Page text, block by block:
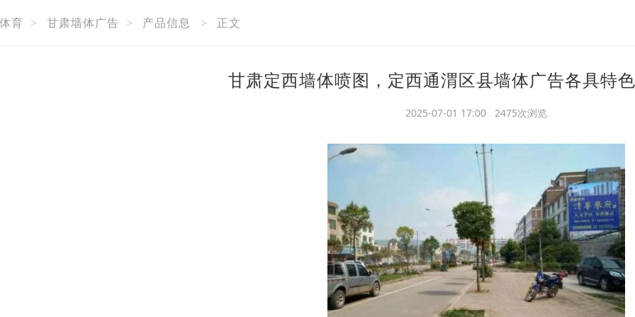
育 > 甘肃墙体广告 > 产品信息 > 正文
甘肃定西墙体喷图，定西通渭区县墙体广告各具特
2025-07-01 17:00 2475次浏览